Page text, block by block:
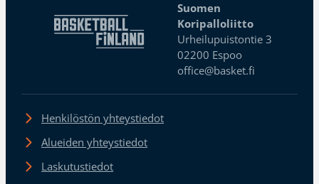
Suomen
Koripalloliitto
Urheilupuistontie 3
02200 Espoo
office@basket.fi
Henkilöstön yhteystiedot
Alueiden yhteystiedot
Laskutustiedot